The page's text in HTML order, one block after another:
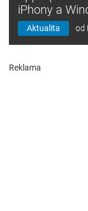
iPhony a
Aktualita od
Reklama